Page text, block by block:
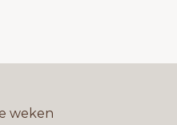
weken